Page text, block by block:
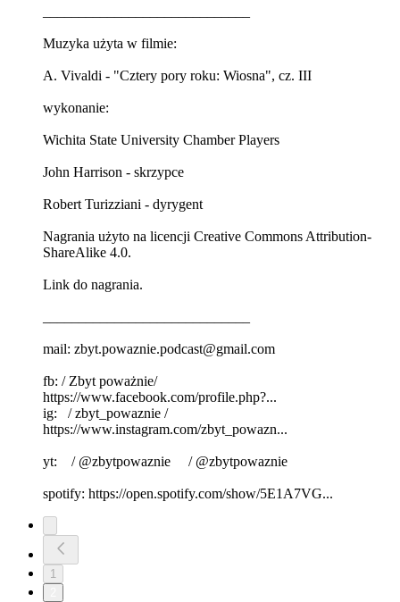
Muzyka użyta w filmie:
A. Vivaldi - "Cztery pory roku: Wiosna", cz. III
wykonanie:
Wichita State University Chamber Players
John Harrison - skrzypce
Robert Turizziani - dyrygent
Nagrania użyto na licencji Creative Commons Attribution-
ShareAlike 4.0.
Link do nagrania.
mail: zbyt.powaznie.podcast@gmail.com
fb: / Zbyt poważnie/
https://www.facebook.com/profile.php?...
ig: / zbyt_powaznie /
https://www.instagram.com/zbyt_powazn...
yt: / @zbytpowaznie / @zbytpowaznie
spotify: https://open.spotify.com/show/5E1A7VG...
1